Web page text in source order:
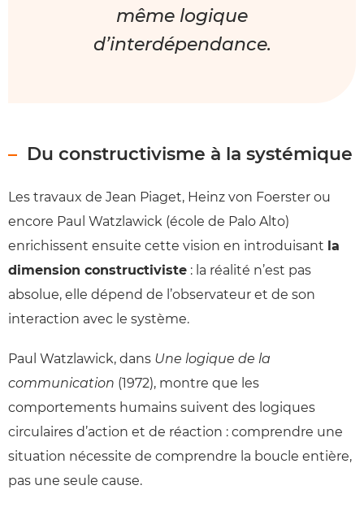
même logique
d’interdépendance.
Du constructivisme à la systémique
Les travaux de Jean Piaget, Heinz von Foerster ou
encore Paul Watzlawick (école de Palo Alto)
enrichissent ensuite cette vision en introduisant la
dimension constructiviste : la réalité n’est pas
absolue, elle dépend de l’observateur et de son
interaction avec le système.
Paul Watzlawick, dans Une logique de la
communication (1972), montre que les
comportements humains suivent des logiques
circulaires d’action et de réaction : comprendre une
situation nécessite de comprendre la boucle entière,
pas une seule cause.